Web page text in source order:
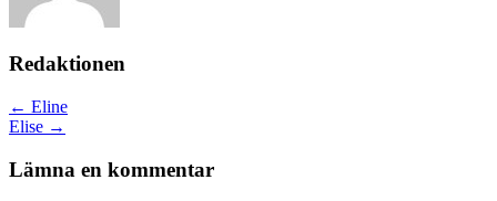
Redaktionen
Posts
navigation
← Eline
Elise →
Lämna en kommentar